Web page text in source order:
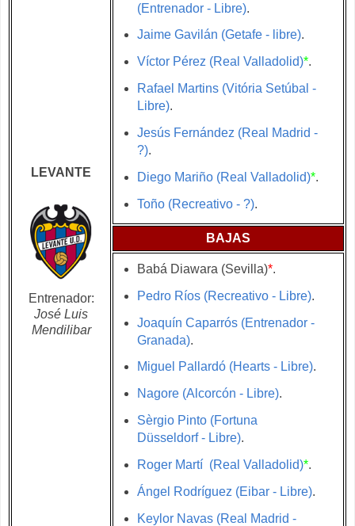
LEVANTE
Entrenador:
José Luis
Mendilibar
(Entrenador - Libre).
Jaime Gavilán (Getafe - libre).
Víctor Pérez (Real Valladolid)*.
Rafael Martins (Vitória Setúbal -
Libre).
Jesús Fernández (Real Madrid -
?).
Diego Mariño (Real Valladolid)*.
Toño (Recreativo - ?).
BAJAS
Babá Diawara (Sevilla)*.
Pedro Ríos (Recreativo - Libre).
Joaquín Caparrós (Entrenador -
Granada).
Miguel Pallardó (Hearts - Libre).
Nagore (Alcorcón - Libre).
Sèrgio Pinto (Fortuna
Düsseldorf - Libre).
Roger Martí (Real Valladolid)*.
Ángel Rodríguez (Eibar - Libre).
Keylor Navas (Real Madrid -